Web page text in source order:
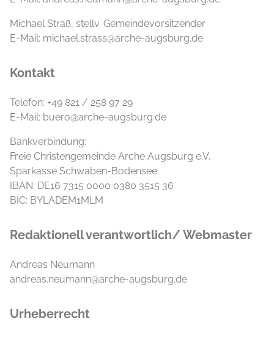
Michael Straß, stellv. Gemeindevorsitzender
E-Mail: michael.strass@arche-augsburg.de
Kontakt
Telefon: +49 821 / 258 97 29
E-Mail: buero@arche-augsburg.de
Bankverbindung:
Freie Christengemeinde Arche Augsburg e.V.
Sparkasse Schwaben-Bodensee
IBAN: DE16 7315 0000 0380 3515 36
BIC: BYLADEM1MLM
Redaktionell verantwortlich/ Webmaster
Andreas Neumann
andreas.neumann@arche-augsburg.de
Urheberrecht